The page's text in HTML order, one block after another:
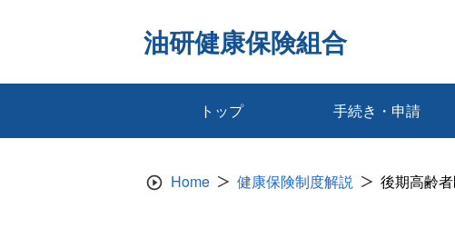
油研健康保険組合
トップ 手続き・申請
Home 健康保険制度解説 後期高齢